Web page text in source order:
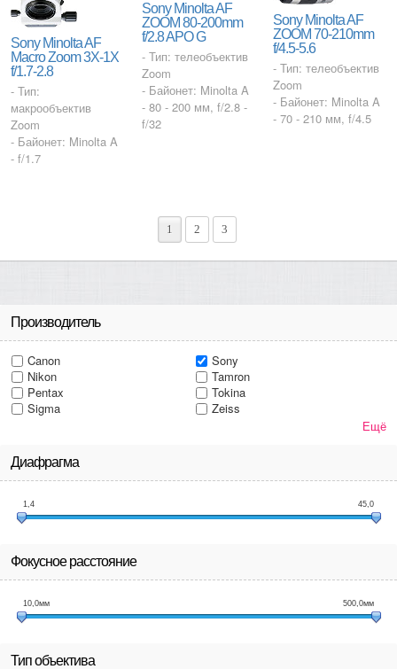
Sony Minolta AF
Macro Zoom 3X-1X
f/1.7-2.8
- Тип:
макрообъектив
Zoom
- Байонет: Minolta A
- f/1.7
Sony Minolta AF
ZOOM 80-200mm
f/2.8 APO G
- Тип: телеобъектив
Zoom
- Байонет: Minolta A
- 80 - 200 мм, f/2.8 -
f/32
Sony Minolta AF
ZOOM 70-210mm
f/4.5-5.6
- Тип: телеобъектив
Zoom
- Байонет: Minolta A
- 70 - 210 мм, f/4.5
1 2 3
Производитель
Canon
Nikon
Pentax
Sigma
Sony
Tamron
Tokina
Zeiss
Ещё
Диафрагма
1,4 45,0
Фокусное расстояние
10,0мм 500,0мм
Тип объектива